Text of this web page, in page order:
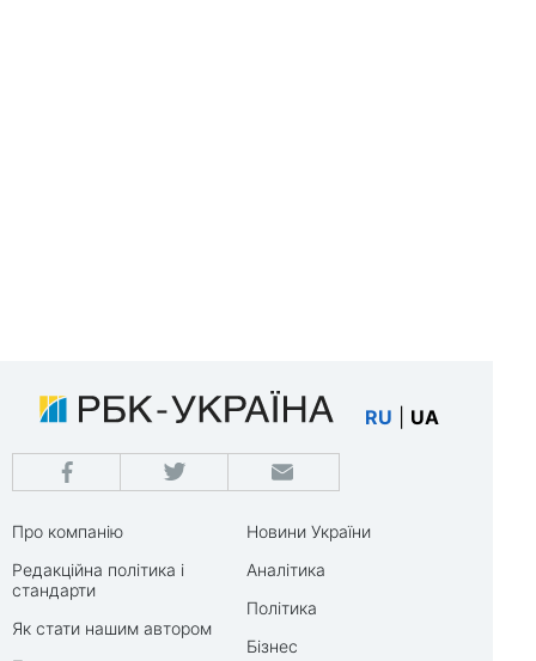
RU UA
Про компанію
Редакційна політика і
стандарти
Як стати нашим автором
Новини України
Аналітика
Політика
Бізнес